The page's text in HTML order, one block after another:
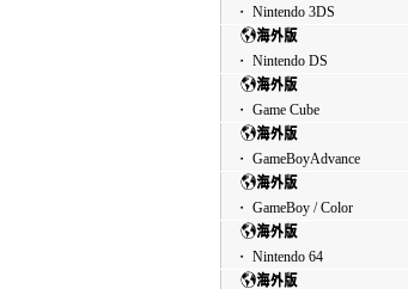
・ Nintendo 3DS
・ Nintendo DS
・ Game Cube
・ GameBoyAdvance
・ GameBoy / Color
・ Nintendo 64